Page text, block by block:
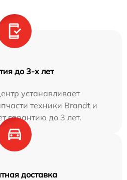
до 3-х лет
устанавливает
техники Brandt и
гарантию до 3 лет.
доставка